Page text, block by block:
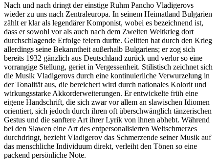
Nach und nach dringt der einstige Ruhm Pancho Vladigerovs
wieder zu uns nach Zentraleuropa. In seinem Heimatland Bulgarien
zählt er klar als legendärer Komponist, wobei es bezeichnend ist,
dass er sowohl vor als auch nach dem Zweiten Weltkrieg dort
durchschlagende Erfolge feiern durfte. Gelitten hat durch den Krieg
allerdings seine Bekanntheit außerhalb Bulgariens; er zog sich
bereits 1932 gänzlich aus Deutschland zurück und verlor so eine
vorrangige Stellung, geriet in Vergessenheit. Stilistisch zeichnet sich
die Musik Vladigerovs durch eine kontinuierliche Verwurzelung in
der Tonalität aus, die bereichert wird durch nationales Kolorit und
wirkungsstarke Akkorderweiterungen. Er entwickelte früh eine
eigene Handschrift, die sich zwar vor allem an slawischen Idiomen
orientiert, sich jedoch durch ihren oft überschwänglich tänzerischen
Gestus und die sanftere Art ihrer Lyrik von ihnen abhebt. Während
bei den Slawen eine Art des entpersonalisierten Weltschmerzes
durchdringt, bezieht Vladigerov das Schmerzende seiner Musik auf
das menschliche Individuum direkt, verleiht den Tönen so eine
packend persönliche Note.